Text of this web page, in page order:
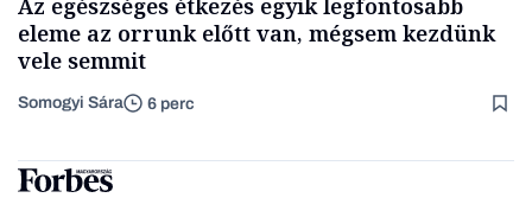
Az egészséges étkezés egyik legfontosabb
eleme az orrunk előtt van, mégsem kezdünk
vele semmit
Somogyi Sára 6 perc